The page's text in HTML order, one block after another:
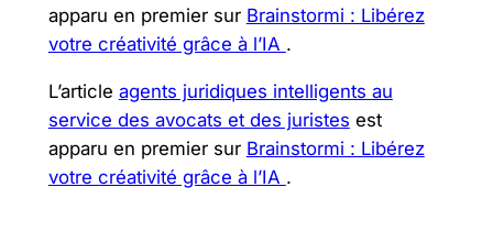
apparu en premier sur Brainstormi : Libérez
votre créativité grâce à l’IA .
L’article agents juridiques intelligents au
service des avocats et des juristes est
apparu en premier sur Brainstormi : Libérez
votre créativité grâce à l’IA .